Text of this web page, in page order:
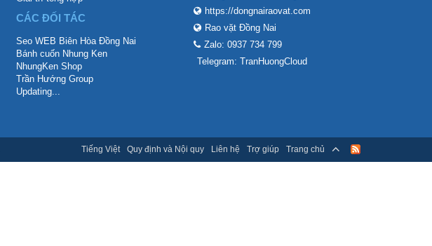
CÁC ĐỐI TÁC
Seo WEB Biên Hòa Đồng Nai
Bánh cuốn Nhung Ken
NhungKen Shop
Trần Hướng Group
Updating...
https://dongnairaovat.com
Rao vặt Đồng Nai
Zalo: 0937 734 799
Telegram: TranHuongCloud
Tiếng Việt Quy định và Nội quy Liên hệ Trợ giúp Trang chủ